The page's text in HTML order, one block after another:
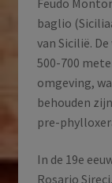
baglio
van Sicilië.
500-700
omgeving,
behouden
pre-
In de 19e
Rosario